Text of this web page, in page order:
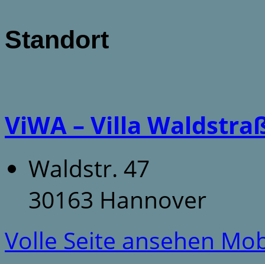
Standort
ViWA – Villa
Waldstr. 47
30163 Hannover
Volle Seite ansehen